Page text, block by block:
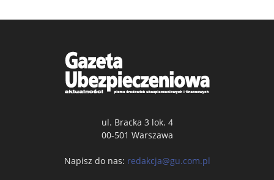
ul. Bracka 3 lok. 4
00-501 Warszawa
Napisz do nas: redakcja@gu.com.pl